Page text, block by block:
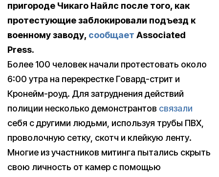
пригороде Чикаго Найлс после того, как
протестующие заблокировали подъезд к
военному заводу, сообщает Associated
Press.
Более 100 человек начали протестовать около
6:00 утра на перекрестке Говард-стрит и
Кронейм-роуд. Для затруднения действий
полиции несколько демонстрантов связали
себя с другими людьми, используя трубы ПВХ,
проволочную сетку, скотч и клейкую ленту.
Многие из участников митинга пытались скрыть
свою личность от камер с помощью